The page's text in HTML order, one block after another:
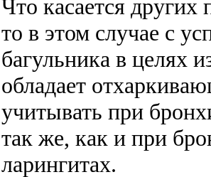
Что касается других
то в этом случае с
багульника в целях
обладает
учитывать при
так же, как и при
ларингитах.